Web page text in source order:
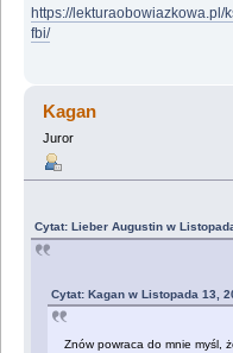
https://
fbi/
Kagan
Juror
Cytat: Lieber Augustin w
Cytat: Kagan w Listopada 13,
Znów powraca do mnie myśl,